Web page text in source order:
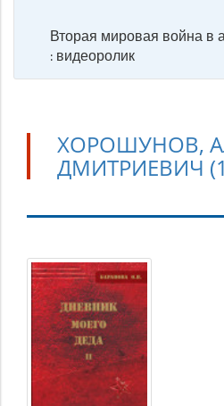
Вторая мировая война в
: видеоролик
ХОРОШУНОВ,
ДМИТРИЕВИЧ
Хорошунов,
Александр
Дмитриевич
(1906-
1957)